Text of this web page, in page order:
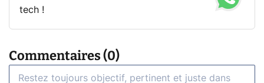
tech !
Commentaires (0)